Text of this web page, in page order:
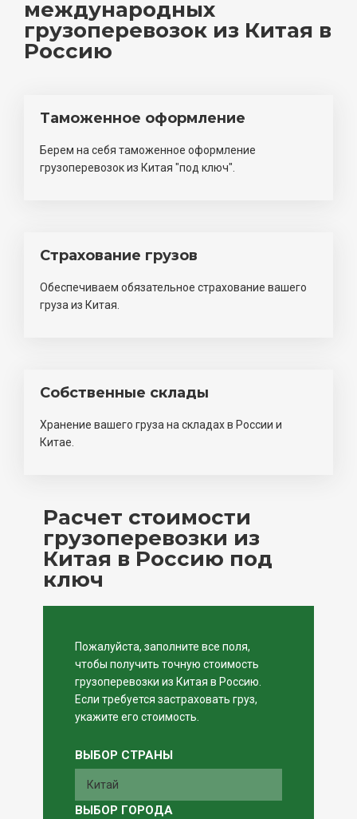
международных
грузоперевозок из Китая в
Россию
Таможенное оформление
Берем на себя таможенное оформление
грузоперевозок из Китая "под ключ".
Страхование грузов
Обеспечиваем обязательное страхование вашего
груза из Китая.
Собственные склады
Хранение вашего груза на складах в России и
Китае.
Расчет стоимости
грузоперевозки из
Китая в Россию под
ключ
Пожалуйста, заполните все поля,
чтобы получить точную стоимость
грузоперевозки из Китая в Россию.
Если требуется застраховать груз,
укажите его стоимость.
ВЫБОР СТРАНЫ
ВЫБОР ГОРОДА